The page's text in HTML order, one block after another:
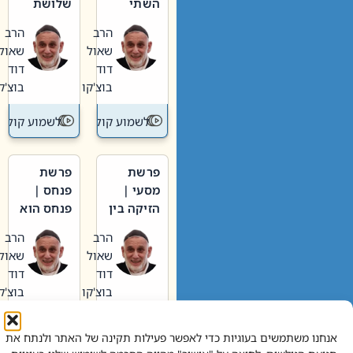
אנחנו משתמשים בעוגיות כדי לאפשר פעילות תקינה של האתר ולנתח את
וערב של
חיינו
הרב
שאול
דוד
בוצ'קו
לשמוע קול תורה – מדרש
האבות
הרב
שאול
דוד
בוצ'קו
לשמוע קול
פרשת
מסעי |
הזיקה בין
הגדול לעם הרב
שאול
דוד
בוצ'קו
לשמוע קול תורה – מדרש
פרשת
פנחס |
פנחס הוא
אליהו: בין
קנאות
הורסת
לקנאות
בונה
הרב
שאול
דוד
בוצ'קו
לשמוע קול